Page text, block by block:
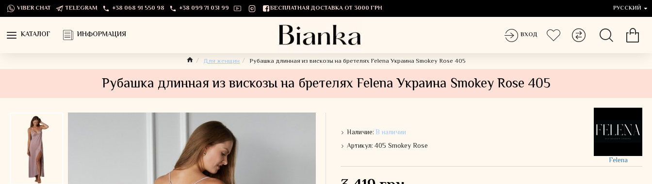
VIBER CHAT TELEGRAM +38 068 91 550 98 +38 099 71 031 99 БЕСПЛАТНАЯ ДОСТАВКА ОТ 3000 ГРН РУССКИЙ
КАТАЛОГ ИНФОРМАЦИЯ ВХОД
Для женщин Рубашка длинная из вискозы на бретелях Felena Украина Smokey Rose 405
Рубашка длинная из вискозы на бретелях Felena Украина Smokey Rose 405
Наличие: В наличии
Артикул:405 Smokey Rose
Felena